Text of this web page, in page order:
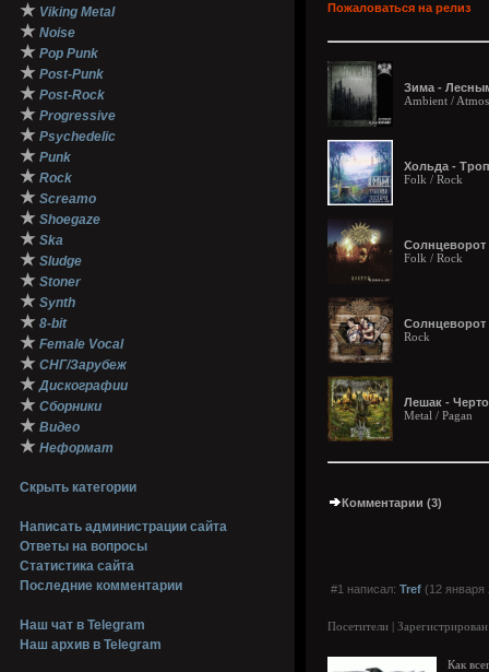
★ Viking Metal
★ Noise
★ Pop Punk
★ Post-Punk
★ Post-Rock
★ Progressive
★ Psychedelic
★ Punk
★ Rock
★ Screamo
★ Shoegaze
★ Ska
★ Sludge
★ Stoner
★ Synth
★ 8-bit
★ Female Vocal
★ СНГ/Зарубеж
★ Дискографии
★ Сборники
★ Видео
★ Неформат
Скрыть категории
Написать администрации сайта
Ответы на вопросы
Статистика сайта
Последние комментарии
Наш чат в Telegram
Наш архив в Telegram
Пожаловаться на релиз
Зима -
Ambient /
Хольда -
Folk / Rock
Солнцеворот
Folk / Rock
Солнцеворот
Rock
Лешак -
Metal / Pagan
Комментарии (3)
#1 написал: Tref (12 января
Посетители |
Как